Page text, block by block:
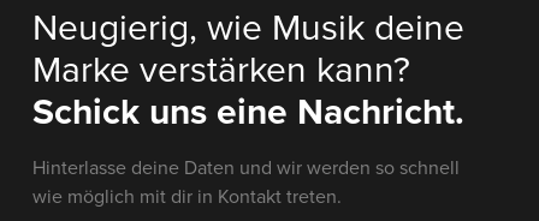
Neugierig, wie Musik deine
Marke verstärken kann?
Schick uns eine Nachricht.
Hinterlasse deine Daten und wir werden so schnell
wie möglich mit dir in Kontakt treten.